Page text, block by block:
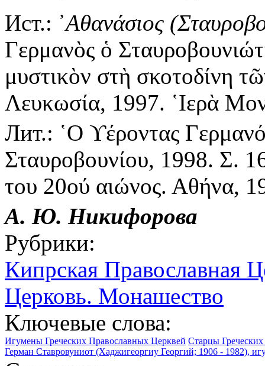
Ист.: ᾿Αθανάσιος
Γερμανὸς ὁ
μυστικὸν στὴ σκοτοδίνη
Λευκωσία, 1997. ῾Ιερὰ
Лит.: ῾Ο ϒέροντας
Σταυροβουνίου, 1998. Σ.
του 20ού αιώνος. Αθήνα,
А. Ю. Никифорова
Рубрики:
Кипрская Православная
Церковь. Монашество
Ключевые слова:
Игумены Греческих Православных Церквей Старцы
Герман Ставровуниот (Хаджигеоргиу Георгий; 1906 - 1982),